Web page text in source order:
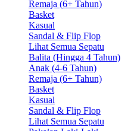
Remaja (6+ Tahun)
Basket
Kasual
Sandal & Flip Flop
Lihat Semua Sepatu
Balita (Hingga 4 Tahun)
Anak (4-6 Tahun)
Remaja (6+ Tahun)
Basket
Kasual
Sandal & Flip Flop
Lihat Semua Sepatu